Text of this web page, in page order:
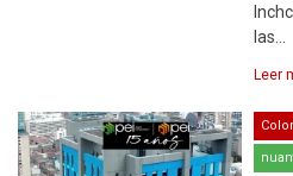
las…
Leer